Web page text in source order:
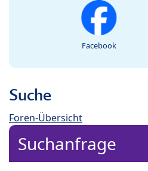
Facebook
Suche
Foren-Übersicht
Suchanfrage